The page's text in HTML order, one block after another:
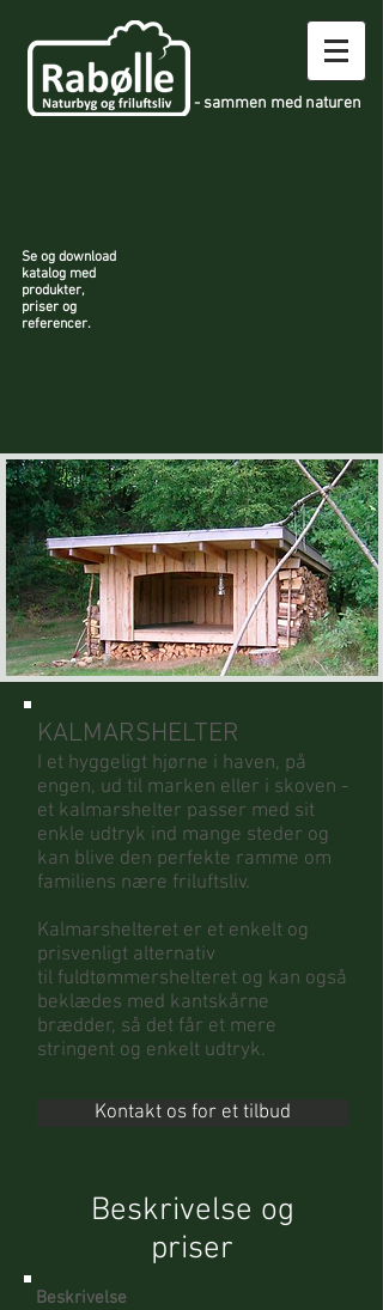
- sammen med naturen
Se og download
katalog med
produkter,
priser og
referencer.
KALMARSHELTER
I et hyggeligt hjørne i haven, på
engen, ud til marken eller i skoven -
et kalmarshelter passer med sit
enkle udtryk ind mange steder og
kan blive den perfekte ramme om
familiens nære friluftsliv.
Kalmarshelteret er et enkelt og
prisvenligt alternativ
til fuldtømmershelteret og kan også
beklædes med kantskårne
brædder, så det får et mere
stringent og enkelt udtryk.
Kontakt os for et tilbud
Beskrivelse og
priser
Beskrivelse